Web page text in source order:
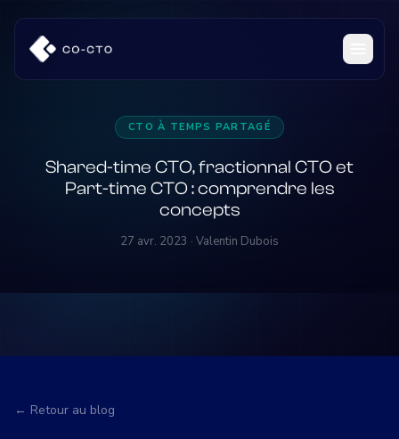
CTO À TEMPS PARTAGÉ
Shared-time CTO, fractionnal CTO et
Part-time CTO : comprendre les
concepts
27 avr. 2023 · Valentin Dubois
← Retour au blog